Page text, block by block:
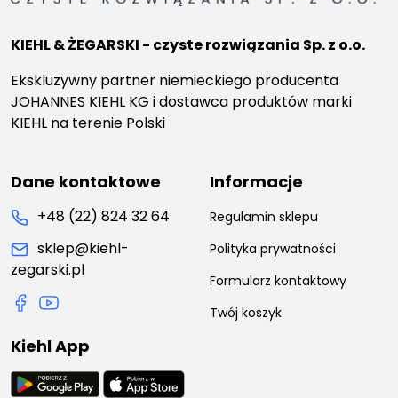
KIEHL & ŻEGARSKI - czyste rozwiązania Sp. z o.o.
Ekskluzywny partner niemieckiego producenta
JOHANNES KIEHL KG i dostawca produktów marki
KIEHL na terenie Polski
Dane kontaktowe
+48 (22) 824 32 64
sklep@kiehl-
zegarski.pl
Kiehl App
Informacje
Regulamin sklepu
Polityka prywatności
Formularz kontaktowy
Twój koszyk